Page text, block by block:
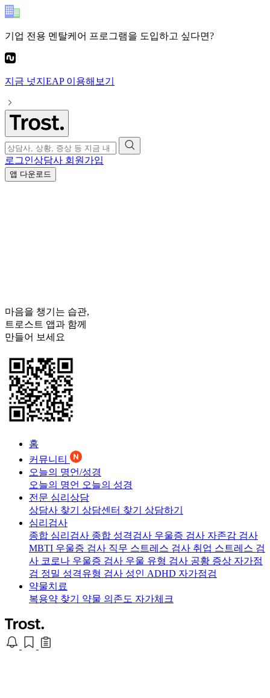
기업 전용 멘탈케어 프로그램을 도입하고 싶다면?
지금 넛지EAP이용해보기
로그인상담사 회원가입
앱 다운로드
마음을 챙기는 습관,
트로스트 앱과 함께
만들어 보세요
홈
커뮤니티
오늘의 명언/성경
오늘의 명언 오늘의 성경
전문 심리상담
상담사 찾기 상담센터 찾기 상담하기
심리검사
종합 심리검사 종합 성격검사 우울증 검사 자존감 검사
MBTI 우울증 검사 직무 스트레스 검사 취업 스트레스 검
사 코로나 우울증 검사 우울 유형 검사 공황 증상 자가점
검 정밀 성격유형 검사 성인 ADHD 자가점검
약물치료
복용약 찾기 약물 의존도 자가체크